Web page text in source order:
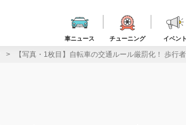
車ニュース チューニング イベント
【写真・1枚目】自転車の交通ルール厳罰化！ 歩行